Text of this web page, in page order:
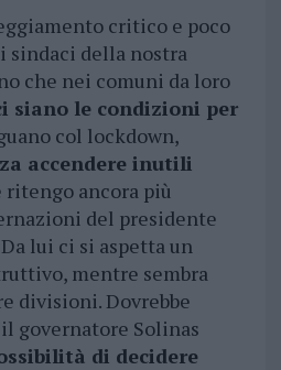
critico e poco
sindaci della nostra
che nei comuni da loro
siano le condizioni per
col lockdown,
accendere inutili
ritengo ancora più
del presidente
lui ci si aspetta un
mentre sembra
divisioni. Dovrebbe
governatore Solinas
di decidere